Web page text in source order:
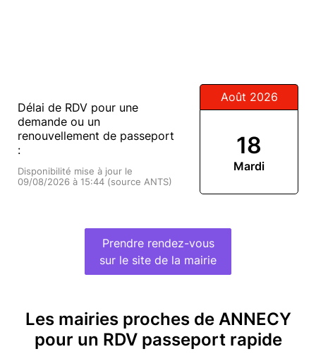
Délai de RDV pour une
demande ou un
renouvellement de passeport
:
Disponibilité mise à jour le
09/08/2026 à 15:44 (source ANTS)
Août 2026
18
Mardi
Prendre rendez-vous
sur le site de la mairie
Les mairies proches de ANNECY
pour un RDV passeport rapide